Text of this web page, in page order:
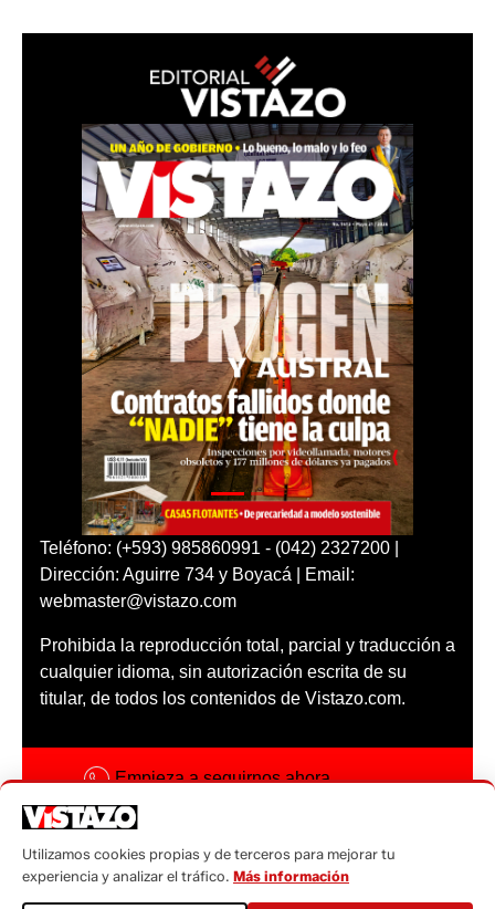
Teléfono: (+593) 985860991 - (042) 2327200 |
Dirección: Aguirre 734 y Boyacá | Email:
webmaster@vistazo.com
Prohibida la reproducción total, parcial y traducción a
cualquier idioma, sin autorización escrita de su
titular, de todos los contenidos de Vistazo.com.
Empieza a seguirnos ahora
Código ética
Sugerencias a:
Utilizamos cookies propias y de terceros para mejorar tu
experiencia y analizar el tráfico. Más información